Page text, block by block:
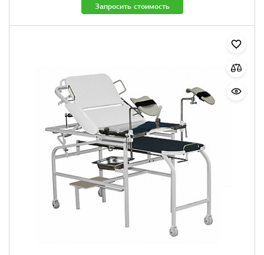
Запросить стоимость